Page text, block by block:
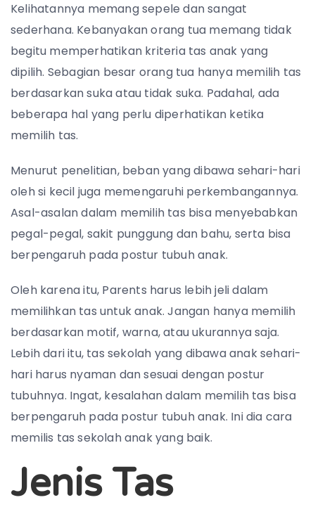
Kelihatannya memang sepele dan sangat
sederhana. Kebanyakan orang tua memang tidak
begitu memperhatikan kriteria tas anak yang
dipilih. Sebagian besar orang tua hanya memilih tas
berdasarkan suka atau tidak suka. Padahal, ada
beberapa hal yang perlu diperhatikan ketika
memilih tas.
Menurut penelitian, beban yang dibawa sehari-hari
oleh si kecil juga memengaruhi perkembangannya.
Asal-asalan dalam memilih tas bisa menyebabkan
pegal-pegal, sakit punggung dan bahu, serta bisa
berpengaruh pada postur tubuh anak.
Oleh karena itu, Parents harus lebih jeli dalam
memilihkan tas untuk anak. Jangan hanya memilih
berdasarkan motif, warna, atau ukurannya saja.
Lebih dari itu, tas sekolah yang dibawa anak sehari-
hari harus nyaman dan sesuai dengan postur
tubuhnya. Ingat, kesalahan dalam memilih tas bisa
berpengaruh pada postur tubuh anak. Ini dia cara
memilis tas sekolah anak yang baik.
Jenis Tas